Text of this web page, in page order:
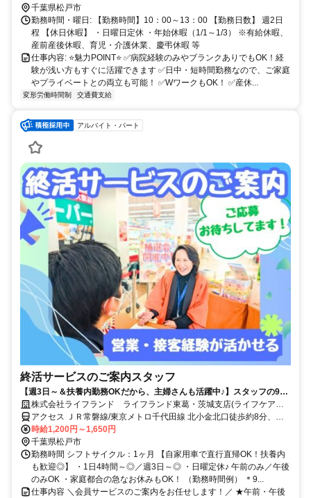
新京成バス 小金31（幸田循環）利用6分 「小金城趾駅入口」バス停
下車徒歩4分 ※駅近／自動車自転車・バイク通勤OK
千葉県松戸市
勤務時間・曜日: 【勤務時間】10：00～13：00 【勤務日数】 週2日
程 【休日休暇】 ・日曜日定休 ・年始休暇（1/1～1/3） ※有給休暇、
産前産後休暇、育児・介護休業、慶弔休暇 等
仕事内容: ⭐️魅力POINT⭐️ ✅病院経験のみやブランクありでもOK！経
験が浅い方もすぐに活躍できます ✅日中・短時間勤務なので、ご家庭
やプライベートとの両立も可能！ ✅WワークもOK！ ✅産休...
変形労働時間制 交通費支給
アルバイト・パート
終活サービスのご案内スタッフ
【週3日～＆扶養内勤務OKだから、主婦さんも活躍中♪】スタッフの9割
が女性/子育てが落ち着いた方・社会復帰の方も大歓迎です◎/柔軟なシフ
ト体制・しっかりとしたサポート体制充実で働きやすさもバツグン/フル
タイム希望も大歓迎/マイカーでの直行直帰OK/営業・テレアポ・販売経
験者は即戦力/正社員登用実績もあり◎
株式会社ライフランド ライフランド東葛・茨城支店(ライフケア北
小金)
アクセス ＪＲ常磐線/東京メトロ千代田線 北小金北口徒歩約8分、Ｊ
Ｒ武蔵野常磐連絡線 北小金北口徒歩約8分
時給1,200円～1,650円
千葉県松戸市
勤務時間 シフトサイクル：1ヶ月 【自家用車で直行直帰OK！扶養内
も歓迎◎】 ・1日4時間～◎／週3日～◎ ・日曜定休♪ 午前のみ／午後
のみOK ・家庭都合の急なお休みもOK！ （勤務時間例） ＊9...
仕事内容 ＼会員サービスのご案内をお任せします！／ ★午前・午後